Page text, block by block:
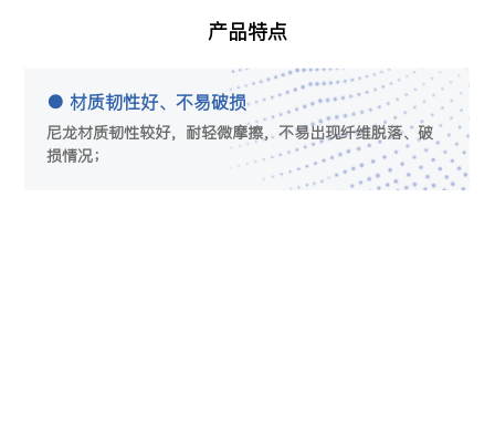
产品特点
● 材质韧性好、不易破损
尼龙材质韧性较好，耐轻微摩擦，不易出现纤维脱落、破
损情况；